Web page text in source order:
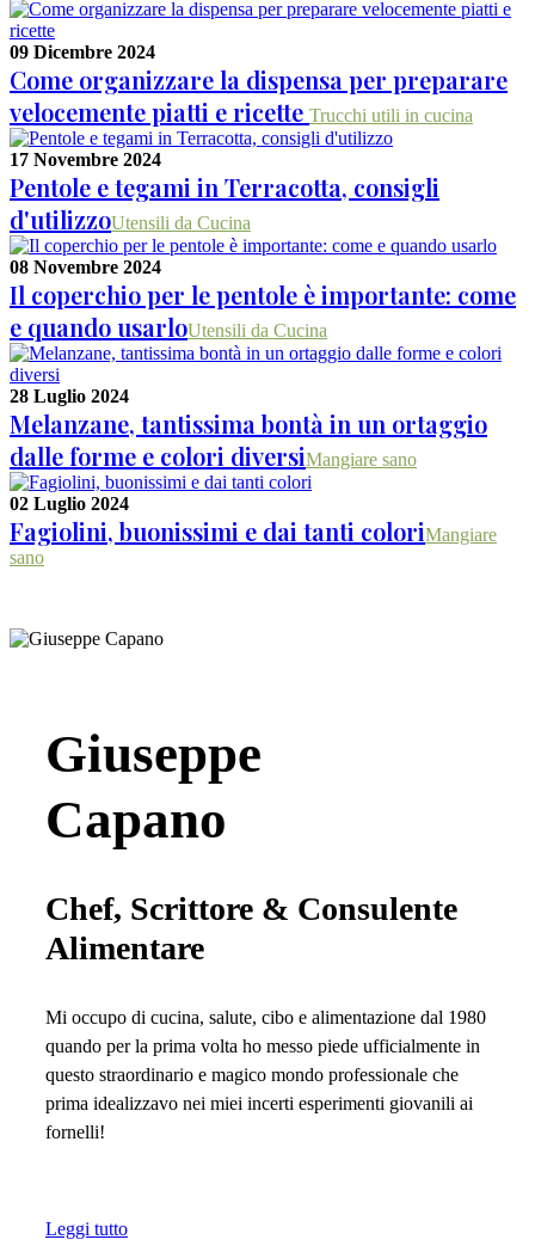
09 Dicembre 2024
Come organizzare la dispensa per preparare
velocemente piatti e ricette Trucchi utili in cucina
17 Novembre 2024
Pentole e tegami in Terracotta, consigli
d'utilizzoUtensili da Cucina
08 Novembre 2024
Il coperchio per le pentole è importante: come
e quando usarloUtensili da Cucina
28 Luglio 2024
Melanzane, tantissima bontà in un ortaggio
dalle forme e colori diversiMangiare sano
02 Luglio 2024
Fagiolini, buonissimi e dai tanti coloriMangiare
sano
Giuseppe
Capano
Chef, Scrittore & Consulente
Alimentare
Mi occupo di cucina, salute, cibo e alimentazione dal 1980
quando per la prima volta ho messo piede ufficialmente in
questo straordinario e magico mondo professionale che
prima idealizzavo nei miei incerti esperimenti giovanili ai
fornelli!
Leggi tutto